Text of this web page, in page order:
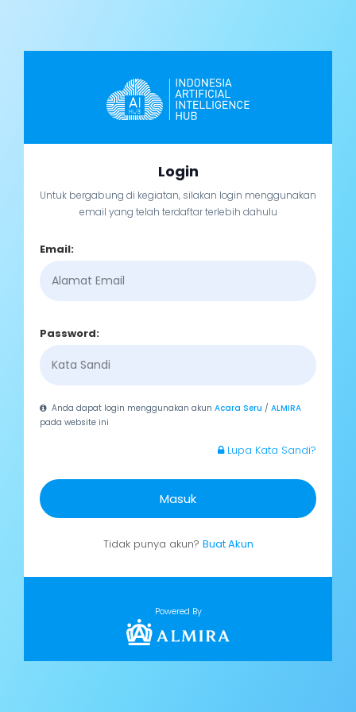
Login
Untuk bergabung di kegiatan, silakan login menggunakan
email yang telah terdaftar terlebih dahulu
Email:
Password:
Anda dapat login menggunakan akunAcara Seru /ALMIRA
pada website ini
Lupa Kata Sandi?
Masuk
Tidak punya akun? Buat Akun
Powered By